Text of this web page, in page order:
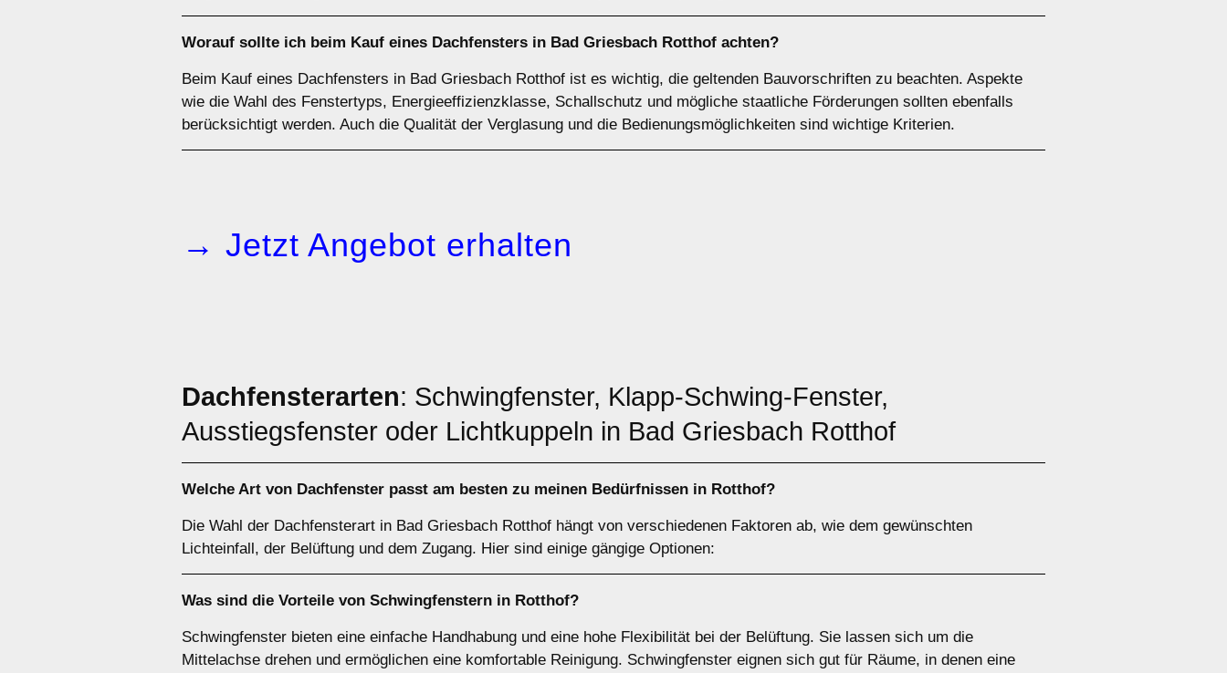
Worauf sollte ich beim Kauf eines Dachfensters in Bad Griesbach Rotthof achten?
Beim Kauf eines Dachfensters in Bad Griesbach Rotthof ist es wichtig, die geltenden Bauvorschriften zu beachten. Aspekte
wie die Wahl des Fenstertyps, Energieeffizienzklasse, Schallschutz und mögliche staatliche Förderungen sollten ebenfalls
berücksichtigt werden. Auch die Qualität der Verglasung und die Bedienungsmöglichkeiten sind wichtige Kriterien.
→ Jetzt Angebot erhalten
Dachfensterarten: Schwingfenster, Klapp-Schwing-Fenster,
Ausstiegsfenster oder Lichtkuppeln in Bad Griesbach Rotthof
Welche Art von Dachfenster passt am besten zu meinen Bedürfnissen in Rotthof?
Die Wahl der Dachfensterart in Bad Griesbach Rotthof hängt von verschiedenen Faktoren ab, wie dem gewünschten
Lichteinfall, der Belüftung und dem Zugang. Hier sind einige gängige Optionen:
Was sind die Vorteile von Schwingfenstern in Rotthof?
Schwingfenster bieten eine einfache Handhabung und eine hohe Flexibilität bei der Belüftung. Sie lassen sich um die
Mittelachse drehen und ermöglichen eine komfortable Reinigung. Schwingfenster eignen sich gut für Räume, in denen eine